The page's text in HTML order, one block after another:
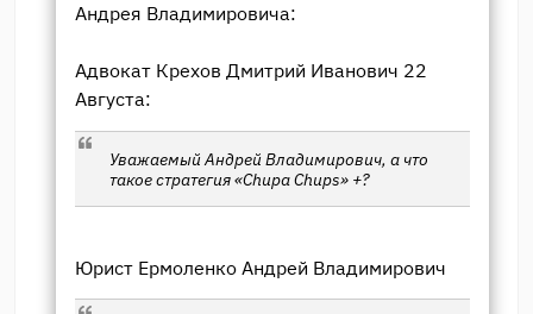
Андрея Владимировича:
Адвокат Крехов Дмитрий Иванович 22
Августа:
Уважаемый Андрей Владимирович, а что
такое стратегия «Chupa Chups» +?
Юрист Ермоленко Андрей Владимирович